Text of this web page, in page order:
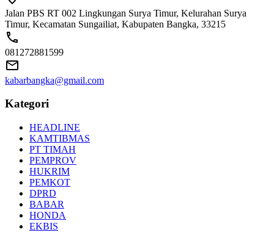
Jalan PBS RT 002 Lingkungan Surya Timur, Kelurahan Surya
Timur, Kecamatan Sungailiat, Kabupaten Bangka, 33215
081272881599
kabarbangka@gmail.com
Kategori
HEADLINE
KAMTIBMAS
PT TIMAH
PEMPROV
HUKRIM
PEMKOT
DPRD
BABAR
HONDA
EKBIS